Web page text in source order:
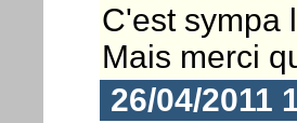
C'est sympa
Mais merci
26/04/2011